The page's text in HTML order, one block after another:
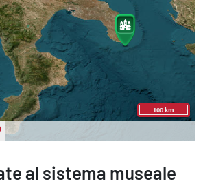
al sistema museale